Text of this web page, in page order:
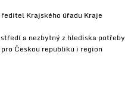
Krajského úřadu Kraje
a nezbytný z hlediska potřeby
Českou republiku i region